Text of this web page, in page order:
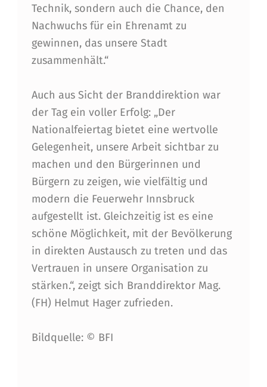
Technik, sondern auch die Chance, den
Nachwuchs für ein Ehrenamt zu
gewinnen, das unsere Stadt
zusammenhält.“
Auch aus Sicht der Branddirektion war
der Tag ein voller Erfolg: „Der
Nationalfeiertag bietet eine wertvolle
Gelegenheit, unsere Arbeit sichtbar zu
machen und den Bürgerinnen und
Bürgern zu zeigen, wie vielfältig und
modern die Feuerwehr Innsbruck
aufgestellt ist. Gleichzeitig ist es eine
schöne Möglichkeit, mit der Bevölkerung
in direkten Austausch zu treten und das
Vertrauen in unsere Organisation zu
stärken.“, zeigt sich Branddirektor Mag.
(FH) Helmut Hager zufrieden.
Bildquelle: © BFI